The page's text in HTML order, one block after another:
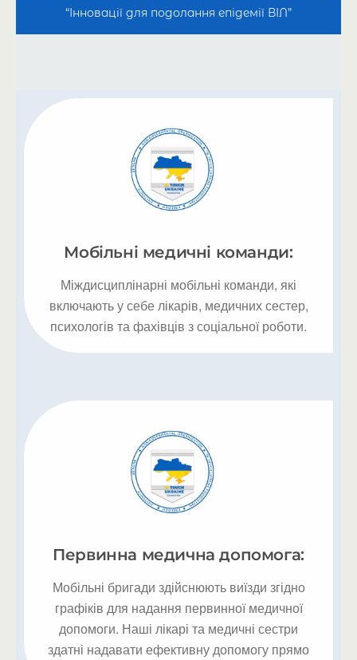
“Інновації для подолання епідемії ВІЛ”
Мобільні медичні команди:
Міждисциплінарні мобільні команди, які
включають у себе лікарів, медичних сестер,
психологів та фахівців з соціальної роботи.
Первинна медична допомога:
Мобільні бригади здійснюють виїзди згідно
графіків для надання первинної медичної
допомоги. Наші лікарі та медичні сестри
здатні надавати ефективну допомогу прямо